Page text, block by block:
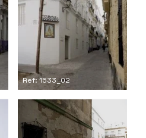
Ref: 1533_02